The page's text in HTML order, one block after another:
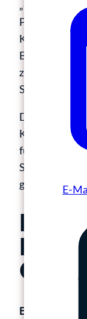
E-
„oldschool“.
Prinzipien,
Keyword-
Backlinks
zentrale
Sichtbarkeit.
Doch sie
Kombination
für
generierten
Der
Egal ob SEO